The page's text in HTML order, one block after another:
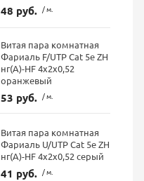
48 руб. / м.
Витая пара комнатная
Фариаль F/UTP Cat 5e ZH
нг(A)-HF 4х2х0,52
оранжевый
53 руб. / м.
Витая пара комнатная
Фариаль U/UTP Cat 5e ZH
нг(А)-HF 4x2x0,52 серый
41 руб. / м.